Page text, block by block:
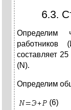
6.3.
Определим
составляет
(N).
Определим
(6)